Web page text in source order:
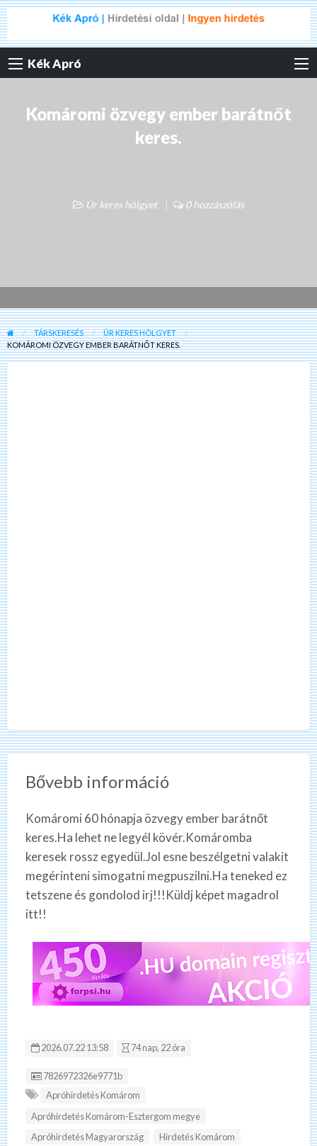
Kék Apró
Komáromi özvegy ember barátnőt
keres.
Úr keres hölgyet 0 hozzászólás
TÁRSKERESÉS
ÚR KERES HÖLGYET
KOMÁROMI ÖZVEGY EMBER BARÁTNŐT KERES.
Bővebb információ
Komáromi 60 hónapja özvegy ember barátnőt
keres.Ha lehet ne legyél kövér.Komáromba
keresek rossz egyedül.Jol esne beszélgetni valakit
megérinteni simogatni megpuszilni.Ha teneked ez
tetszene és gondolod irj!!!Küldj képet magadrol
itt!!
2026.07.22 13:58 74 nap, 22 óra
Hirdetés ID:
7826972326e9771b
Apróhirdetés Komárom
Apróhirdetés Komárom-Esztergom megye
Apróhirdetés Magyarország
Hirdetés Komárom